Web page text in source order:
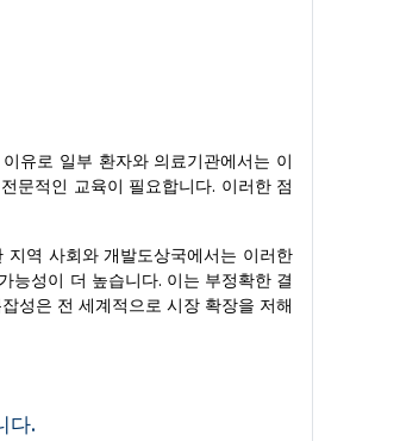
유로 일부 환자와 의료기관에서는 이
문적인 교육이 필요합니다. 이러한 점
역 사회와 개발도상국에서는 이러한
능성이 더 높습니다. 이는 부정확한 결
성은 전 세계적으로 시장 확장을 저해
다.